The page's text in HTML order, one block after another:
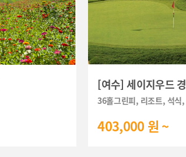
[여수] 세이지우드
36홀그린피, 리조트, 석식
403,000 원 ~